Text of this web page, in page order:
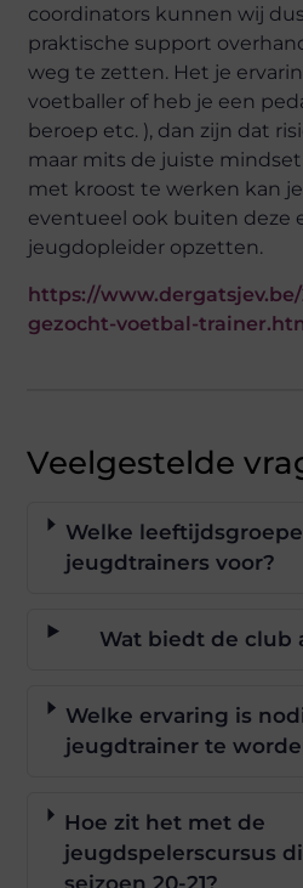
coordinators kunnen wij
praktische support
weg te zetten. Het je
voetballer of heb je een
beroep etc. ), dan zijn dat
maar mits de juiste
met kroost te werken kan
eventueel ook buiten deze
jeugdopleider opzetten.
https://
gezocht-voetbal-
Veelgestelde
Welke
jeugdtrainers voor?
Wat biedt de club
Welke ervaring is
jeugdtrainer te
Hoe zit het met de
jeugdspelerscursus
seizoen 20-21?